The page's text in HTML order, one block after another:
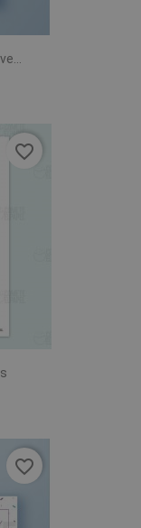
favorite_border
favorite_border